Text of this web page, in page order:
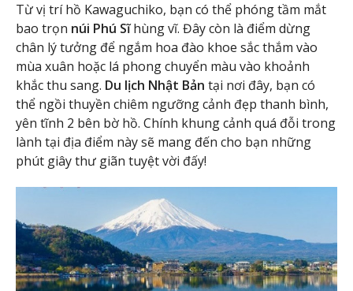
Từ vị trí hồ Kawaguchiko, bạn có thể phóng tầm mắt
bao trọn núi Phú Sĩhùng vĩ. Đây còn là điểm dừng
chân lý tưởng để ngắm hoa đào khoe sắc thắm vào
mùa xuân hoặc lá phong chuyển màu vào khoảnh
khắc thu sang. Du lịch Nhật Bản tại nơi đây, bạn có
thể ngồi thuyền chiêm ngưỡng cảnh đẹp thanh bình,
yên tĩnh 2 bên bờ hồ. Chính khung cảnh quá đỗi trong
lành tại địa điểm này sẽ mang đến cho bạn những
phút giây thư giãn tuyệt vời đấy!